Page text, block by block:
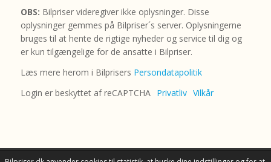
OBS: Bilpriser videregiver ikke oplysninger. Disse
oplysninger gemmes på Bilpriser´s server. Oplysningerne
bruges til at hente de rigtige nyheder og service til dig og
er kun tilgængelige for de ansatte i Bilpriser.
Læs mere herom i Bilprisers Persondatapolitik
Login er beskyttet af reCAPTCHA Privatliv Vilkår